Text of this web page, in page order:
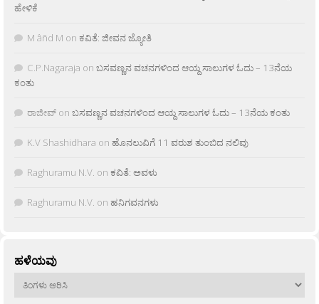
ಹೇಳಿಕೆ
M âñd M on ಕವಿತೆ: ಜೀವನ ಜ್ಯೋತಿ
C.P.Nagaraja on ಬಸವಣ್ಣನ ವಚನಗಳಿಂದ ಆಯ್ದ ಸಾಲುಗಳ ಓದು – 13ನೆಯ
ಕಂತು
ರಾಜೀವ್ on ಬಸವಣ್ಣನ ವಚನಗಳಿಂದ ಆಯ್ದ ಸಾಲುಗಳ ಓದು – 13ನೆಯ ಕಂತು
K.V Shashidhara on ಹೊನಲುವಿಗೆ 11 ವರುಶ ತುಂಬಿದ ನಲಿವು
Raghuramu N.V. on ಕವಿತೆ: ಅವಳು
Raghuramu N.V. on ಹನಿಗವನಗಳು
ಹಳೆಯವು
ಹಳೆಯವು